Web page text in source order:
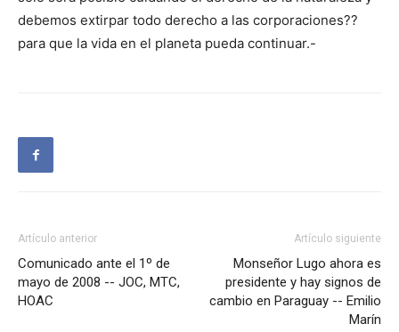
debemos extirpar todo derecho a las corporaciones??
para que la vida en el planeta pueda continuar.-
Artículo anterior
Comunicado ante el 1º de
mayo de 2008 -- JOC, MTC,
HOAC
Artículo siguiente
Monseñor Lugo ahora es
presidente y hay signos de
cambio en Paraguay -- Emilio
Marín